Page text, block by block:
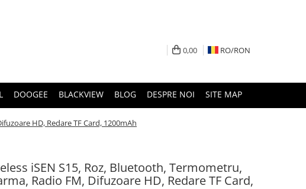
0,00 RO/RON
DOOGEE BLACKVIEW BLOG DESPRE NOI SITE MAP
HD, Redare TF Card, 1200mAh
iSEN S15, Roz, Bluetooth, Termometru,
Radio FM, Difuzoare HD, Redare TF Card,